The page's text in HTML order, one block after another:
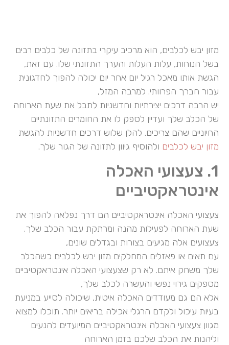
מזון יבש לכלבים, הוא מרכיב עיקרי בתזונה של כלבים רבים
בשל הנוחות, עלות העלות והערך התזונתי שלו. עם זאת,
הגשת אותו מאכל רגיל יום אחר יום יכולה להפוך לחדגונית
עבור חברך הפרוותי. למרבה המזל,
יש הרבה דרכים יצירתיות וחדשניות לתבל את שעת הארוחה
של הכלב שלך ועדיין לספק לו את החומרים התזונתיים
החיוניים שהם צריכים. להלן שלוש דרכים חדשניות להגשת
מזון יבש לכלבים ולהוסיף גיוון לתזונה של הגור שלך.
1. צעצועי האכלה
אינטראקטיביים
צעצועי האכלה אינטראקטיביים הם דרך נפלאה להפוך את
שעת הארוחה לפעילות מהנה ומרתקת עבור הכלב שלך.
צעצועים אלה מגיעים בצורות ובגדלים שונים,
עם תאים או פאזלים המחלקים מזון יבש לכלבים כשהכלב
שלך משחק איתם. לא רק שצעצועי האכלה אינטראקטיביים
מספקים גירוי נפשי והעשרה לכלב שלך,
אלא הם גם מעודדים האכלה איטית, שיכולה לסייע במניעת
בעיות עיכול ולקדם הרגלי אכילה בריאים יותר. תוכלו למצוא
מגוון צעצועי האכלה אינטראקטיביים המיועדים להנעים
וליהנות את הכלב שלכם בזמן הארוחה